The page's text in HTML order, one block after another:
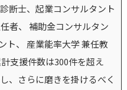
断士、起業コンサルタント
者、 補助金コンサルタン
ト、 産業能率大学 兼任教
支援件数は300件を超え
、さらに磨きを掛けるべく